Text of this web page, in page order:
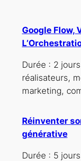
Google Flow,
Durée : 2
réalisateurs,
marketing,
Réinventer
générative
Durée : 5